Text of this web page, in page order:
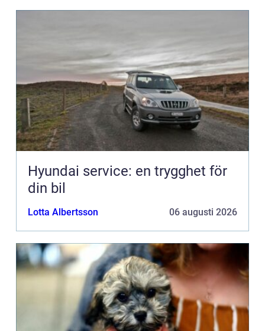
Hyundai service: en trygghet för
din bil
Lotta Albertsson 06 augusti 2026